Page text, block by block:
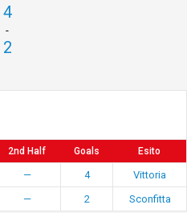
4
-
2
2nd Half Goals Esito
— 4
Vittoria
— 2 Sconfitta